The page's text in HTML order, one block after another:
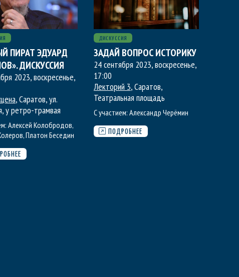
ПИРАТ ЭДУАРД
ДИСКУССИЯ
2023, воскресенье,
, Саратов, ул.
у ретро-трамвая
Алексей Колобродов,
,Платон Беседин
ДИСКУССИЯ
ЗАДАЙ ВОПРОС ИСТОРИКУ
24 сентября 2023, воскресенье,
17:00
Лекторий 3, Саратов,
Театральная площадь
С участием: Александр Черёмин
ПОДРОБНЕЕ